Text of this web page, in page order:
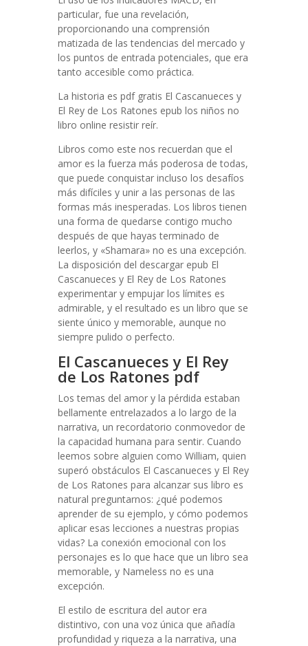
particular, fue una revelación,
proporcionando una comprensión
matizada de las tendencias del mercado y
los puntos de entrada potenciales, que era
tanto accesible como práctica.
La historia es pdf gratis El Cascanueces y
El Rey de Los Ratones epub los niños no
libro online​ resistir reír.
Libros como este nos recuerdan que el
amor es la fuerza más poderosa de todas,
que puede conquistar incluso los desafíos
más difíciles y unir a las personas de las
formas más inesperadas. Los libros tienen
una forma de quedarse contigo mucho
después de que hayas terminado de
leerlos, y «Shamara» no es una excepción.
La disposición del descargar epub El
Cascanueces y El Rey de Los Ratones
experimentar y empujar los límites es
admirable, y el resultado es un libro que se
siente único y memorable, aunque no
siempre pulido o perfecto.
El Cascanueces y El Rey
de Los Ratones pdf
Los temas del amor y la pérdida estaban
bellamente entrelazados a lo largo de la
narrativa, un recordatorio conmovedor de
la capacidad humana para sentir. Cuando
leemos sobre alguien como William, quien
superó obstáculos El Cascanueces y El Rey
de Los Ratones para alcanzar sus libro es
natural preguntarnos: ¿qué podemos
aprender de su ejemplo, y cómo podemos
aplicar esas lecciones a nuestras propias
vidas? La conexión emocional con los
personajes es lo que hace que un libro sea
memorable, y Nameless no es una
excepción.
El estilo de escritura del autor era
distintivo, con una voz única que añadía
profundidad y riqueza a la narrativa, una